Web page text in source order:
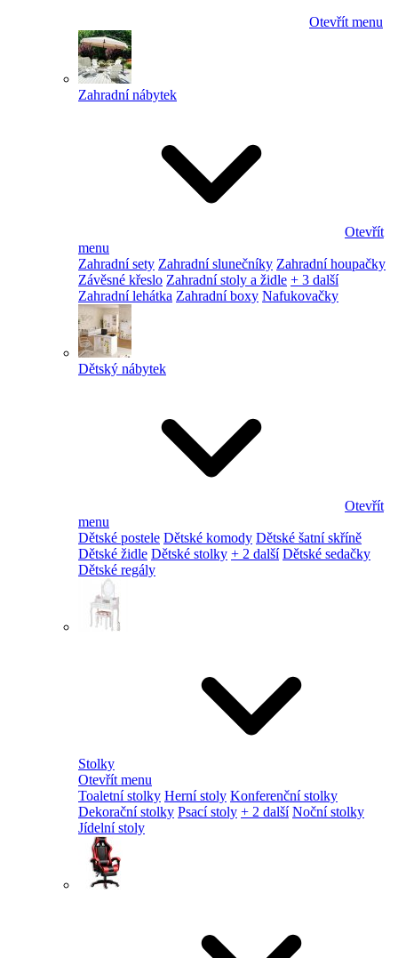
Otevřít menu
Zahradní nábytek
Otevřít
menu
Zahradní sety Zahradní slunečníky Zahradní houpačky
Závěsné křeslo Zahradní stoly a židle + 3 další
Zahradní lehátka Zahradní boxy Nafukovačky
Dětský nábytek
Otevřít
menu
Dětské postele Dětské komody Dětské šatní skříně
Dětské židle Dětské stolky + 2 další Dětské sedačky
Dětské regály
Stolky
Otevřít menu
Toaletní stolky Herní stoly Konferenční stolky
Dekorační stolky Psací stoly + 2 další Noční stolky
Jídelní stoly